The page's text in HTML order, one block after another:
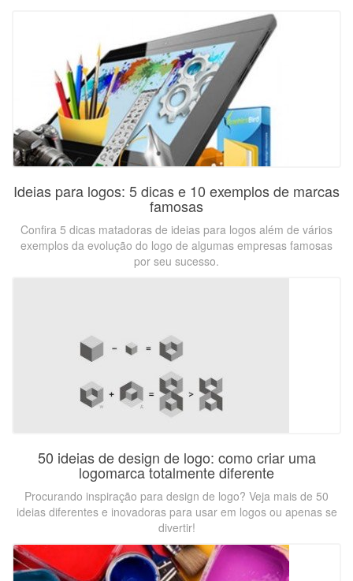
Ideias para logos: 5 dicas e 10 exemplos de marcas
famosas
Confira 5 dicas matadoras de ideias para logos além de vários
exemplos da evolução do logo de algumas empresas famosas
por seu sucesso.
50 ideias de design de logo: como criar uma
logomarca totalmente diferente
Procurando inspiração para design de logo? Veja mais de 50
ideias diferentes e inovadoras para usar em logos ou apenas se
divertir!